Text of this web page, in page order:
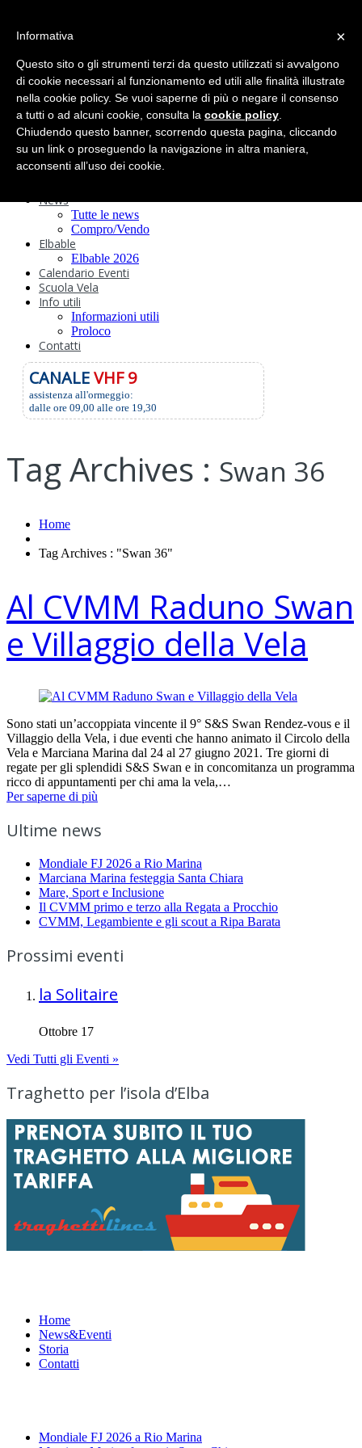
Circolo
Statuto e
Regolamenti
Storia
Ormeggi
Sede e Servizi
Attività
Safeguarding
News
Tutte le news
Compro/Vendo
Elbable
Elbable 2026
Calendario Eventi
Scuola Vela
Info utili
Informazioni utili
Proloco
Contatti
CANALEVHF 9
assistenza all'ormeggio:
dalle ore 09,00 alle ore 19,30
Tag Archives : Swan 36
Home
Tag Archives : "Swan 36"
Al CVMM Raduno Swan
e Villaggio della Vela
Sono stati un’accoppiata vincente il 9° S&S Swan Rendez-vous e il
Villaggio della Vela, i due eventi che hanno animato il Circolo della
Vela e Marciana Marina dal 24 al 27 giugno 2021. Tre giorni di
regate per gli splendidi S&S Swan e in concomitanza un programma
ricco di appuntamenti per chi ama la vela,…
Per saperne di più
Ultime news
Mondiale FJ 2026 a Rio Marina
Marciana Marina festeggia Santa Chiara
Mare, Sport e Inclusione
Il CVMM primo e terzo alla Regata a Procchio
CVMM, Legambiente e gli scout a Ripa Barata
Prossimi eventi
la Solitaire
Ottobre 17
Vedi Tutti gli Eventi »
Traghetto per l’isola d’Elba
Home
News&Eventi
Storia
Contatti
Mondiale FJ 2026 a Rio Marina
×
Informativa
Questo sito o gli strumenti terzi da questo utilizzati si avvalgono
di cookie necessari al funzionamento ed utili alle finalità illustrate
nella cookie policy. Se vuoi saperne di più o negare il consenso
a tutti o ad alcuni cookie, consulta la cookie policy
Chiudendo questo banner, scorrendo questa pagina, cliccando
su un link o proseguendo la navigazione in altra maniera,
acconsenti all’uso dei cookie.